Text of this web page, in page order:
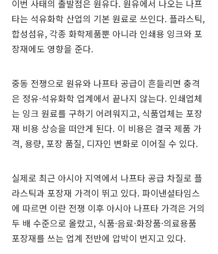
이번 사태의 출발점은 원유다. 원유에서 나오는 나프
타는 석유화학 산업의 기본 원료로 쓰인다. 플라스틱,
합성섬유, 각종 화학제품뿐 아니라 인쇄용 잉크와 포
장재에도 영향을 준다.
중동 전쟁으로 원유와 나프타 공급이 흔들리면 충격
은 정유·석유화학 업계에서 끝나지 않는다. 인쇄업체
는 잉크 원료를 구하기 어려워지고, 식품업체는 포장
재 비용 상승을 떠안게 된다. 이 비용은 결국 제품 가
격, 용량, 포장 품질, 디자인 변화로 이어질 수 있다.
실제로 최근 아시아 지역에서 나프타 공급 차질로 플
라스틱과 포장재 가격이 뛰고 있다. 파이낸셜타임스
에 따르면 이란 전쟁 이후 아시아 나프타 가격은 거의
두 배 수준으로 올랐고, 식품·음료·화장품·의료용품
포장재를 쓰는 업계 전반에 압박이 번지고 있다.